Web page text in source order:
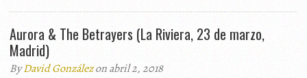
Aurora & The Betrayers (La Riviera, 23 de marzo,
Madrid)
ByDavid Gonzálezon abril 2, 2018